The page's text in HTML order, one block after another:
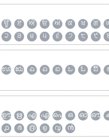
ਊ ਏ ਐ ਓ ਔ ਕ ਖ ਗ
੨ ੩ ੪ ੫ ੬ ੭ ੮ ੯
ಊ ಋ ಎ ಏ ಐ ಒ ಓ ಔ
ഊ ഋ എ ഏ ഐ ഒ ഓ ഔ
൧ ൪ ൫ ൭ ൮ ൯